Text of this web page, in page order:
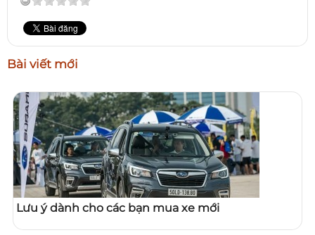
Bài viết mới
Lưu ý dành cho các bạn mua xe mới